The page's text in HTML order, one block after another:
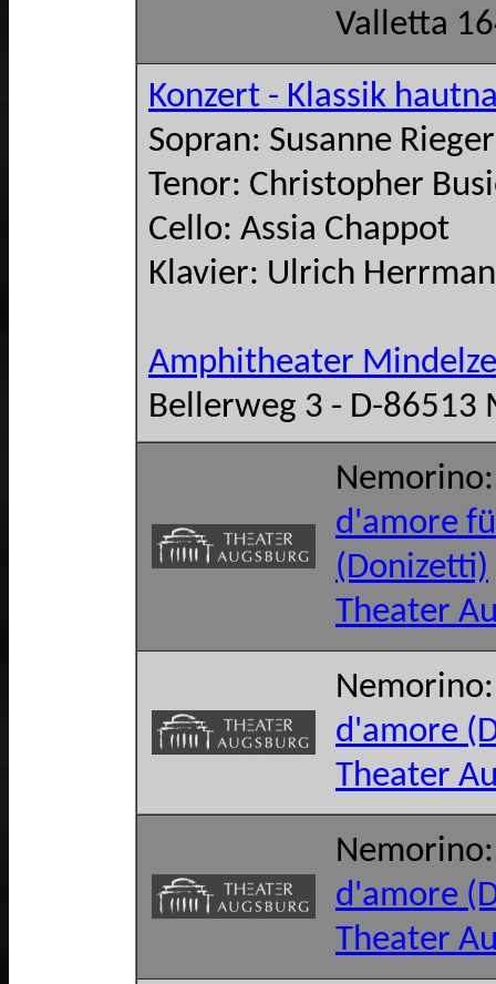
Valletta
Konzert - Klassik
Sopran: Susanne Rieger
Tenor: Christopher
Cello: Assia Chappot
Klavier: Ulrich
Amphitheater
Bellerweg 3 - D-86513
d'amore
(Donizetti)
Theater
d'amore
Theater
d'amore
Theater